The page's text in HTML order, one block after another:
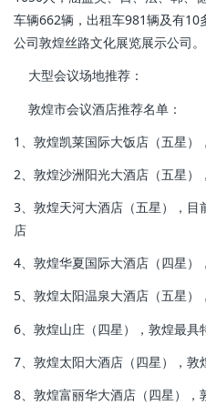
车辆662辆，出租车981辆及有10
公司敦煌丝路文化展览展示公司。
大型会议场地推荐：
敦煌市会议酒店推荐名单：
1、敦煌凯莱国际大饭店（五星
2、敦煌沙洲阳光大酒店（五星）
3、敦煌天河大酒店（五星），
店
4、敦煌华夏国际大酒店（四星
5、敦煌太阳温泉大酒店（五星）
6、敦煌山庄（四星），敦煌最具
7、敦煌太阳大酒店（四星），敦
8、敦煌富丽华大酒店（四星），